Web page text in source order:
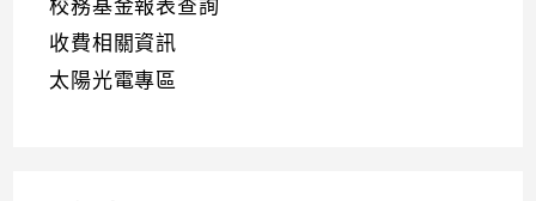
校務基金報表查詢
收費相關資訊
太陽光電專區